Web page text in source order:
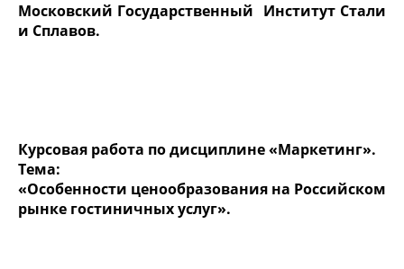
Московский Государственный Институт Стали
и Сплавов.
Курсовая работа по дисциплине «Маркетинг».
Тема:
«Особенности ценообразования на Российском
рынке гостиничных услуг».